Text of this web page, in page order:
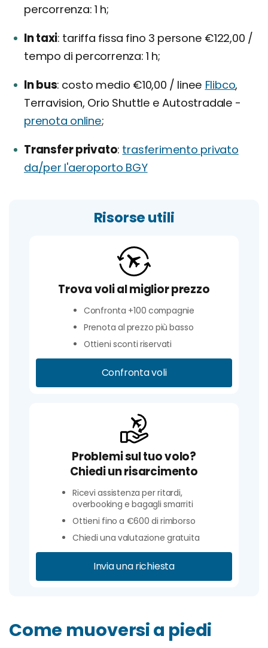
percorrenza: 1 h;
In taxi tariffa fissa fino 3 persone €122,00 /
tempo di percorrenza: 1 h;
In bus costo medio €10,00 / linee Flibco,
Terravision, Orio Shuttle e Autostradale -
prenota online;
Transfer privato trasferimento privato
da/per l'aeroporto BGY
Risorse utili
Trova voli al miglior prezzo
Confronta +100 compagnie
Prenota al prezzo più basso
Ottieni sconti riservati
Confronta voli
Problemi sul tuo volo?
Chiedi un risarcimento
Ricevi assistenza per ritardi,
overbooking e bagagli smarriti
Ottieni fino a €600 di rimborso
Chiedi una valutazione gratuita
Invia una richiesta
Come muoversi a piedi